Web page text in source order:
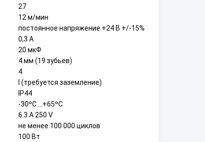
27
12 м/мин
постоянное напряжение +24 В +/-15%
0,3 А
20 мкФ
4 мм (19 зубьев)
4
I (требуется заземление)
IP44
-30ºС …+65ºС
6.3 A 250 V
не менее 100 000 циклов
100 Вт